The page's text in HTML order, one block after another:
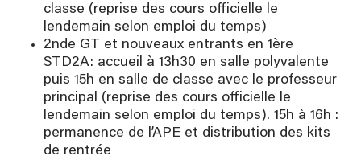
classe (reprise des cours officielle le
lendemain selon emploi du temps)
2nde GT et nouveaux entrants en 1ère
STD2A: accueil à 13h30 en salle polyvalente ​
puis 15h en salle de classe avec le professeur
principal (reprise des cours officielle le
lendemain selon emploi du temps). 15h à 16h :
permanence de l’APE et distribution des kits
de rentrée